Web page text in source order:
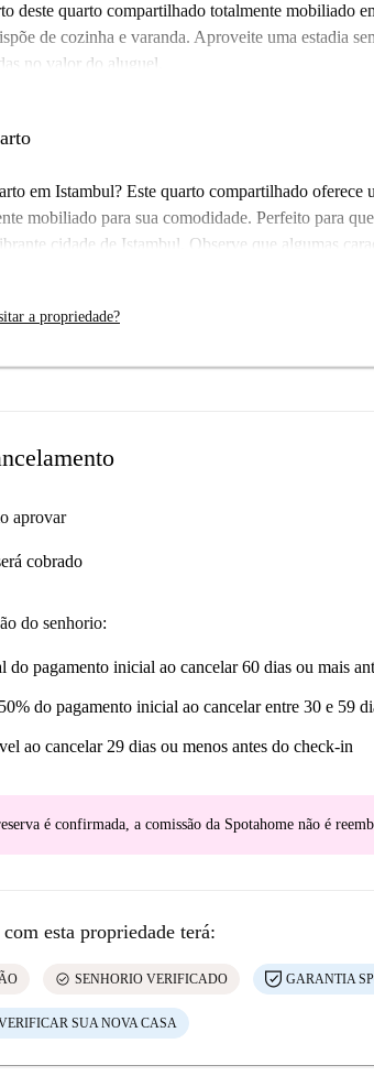
deste quarto compartilhado totalmente mobiliado
de cozinha e varanda. Aproveite uma estadia
no valor do aluguel.
e Naif Cafe-Taksim Elysium Residence ficam a uma
o Parque Teşvikiye Karakol Binası, uma importante
em Istambul? Este quarto compartilhado oferece
mobiliado para sua comodidade. Perfeito para
cidade de Istambul. Observe que algumas
uma experiência neutra e satisfatória.
Sokak, Istambul, esta propriedade está cercada
mercados como o Mercado Simar e Koçar
a propriedade?
aprovar
cobrado
do senhorio:
do pagamento inicial ao cancelar 60 dias ou mais
do pagamento inicial ao cancelar entre 30 e 59
ao cancelar 29 dias ou menos antes do check-in
é confirmada, a comissão da Spotahome não é
esta propriedade terá:
check_circle SENHORIO VERIFICADO GARANTIA
SUA NOVA CASA